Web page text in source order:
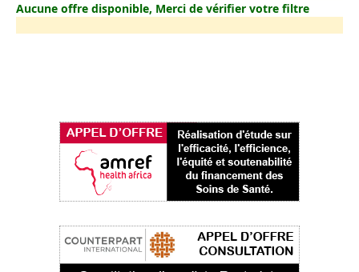
Aucune offre disponible, Merci de vérifier votre filtre